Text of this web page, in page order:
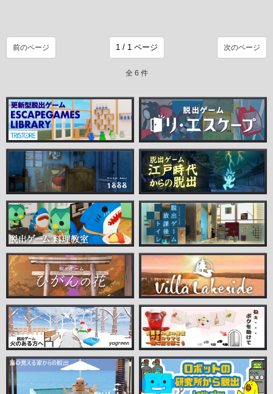
前のページ 次のページ
全 6 件